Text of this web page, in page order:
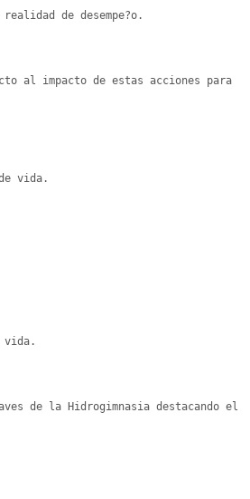
de desempe?o.
al impacto de estas acciones para
vida.
vida.
de la Hidrogimnasia destacando el